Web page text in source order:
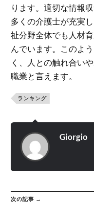
ります。適切な情報
多くの介護士が充実
祉分野全体でも人材
んでいます。このよ
く、人との触れ合い
職業と言えます。
ランキング
Giorgio
次の記事 →